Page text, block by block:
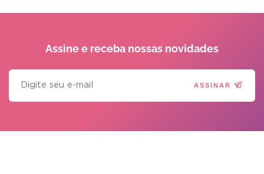
Assine e receba nossas novidades
ASSINAR